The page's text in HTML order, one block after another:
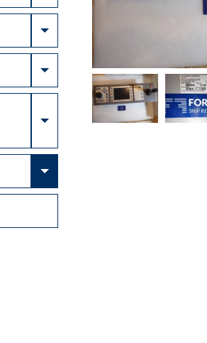
Toggle Dropdown
Toggle Dropdown
Toggle Dropdown
Toggle Dropdown